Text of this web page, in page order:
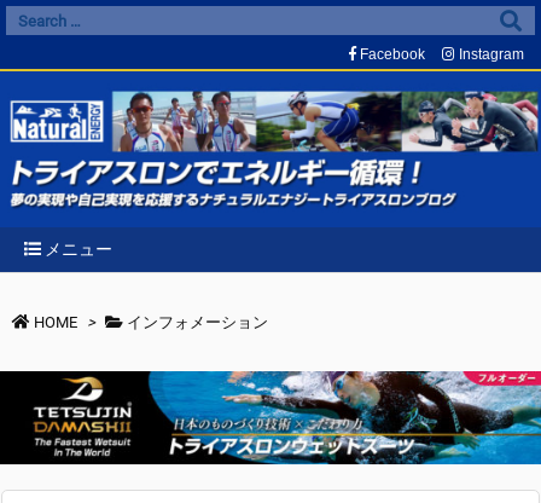
メニュー
Facebook Instagram
HOME > インフォメーション